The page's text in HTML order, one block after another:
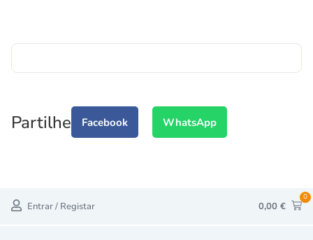
Partilhe Facebook WhatsApp
Entrar / Registar 0,00 €
0